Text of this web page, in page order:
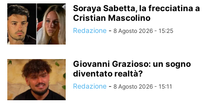
Soraya Sabetta, la frecciatina a
Cristian Mascolino
Redazione - 8 Agosto 2026 - 15:25
Giovanni Grazioso: un sogno
diventato realtà?
Redazione - 8 Agosto 2026 - 15:11